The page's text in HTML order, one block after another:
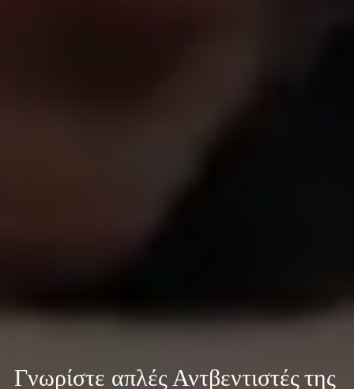
Γνωρίστε απλές Αντβεντιστές της